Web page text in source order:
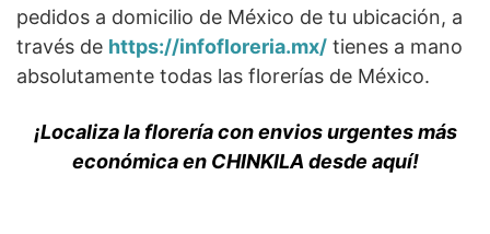
pedidos a domicilio de México de tu ubicación, a
través de https://infofloreria.mx/ tienes a mano
absolutamente todas las florerías de México.
¡Localiza la florería con envios urgentes más
económica en CHINKILA desde aquí!